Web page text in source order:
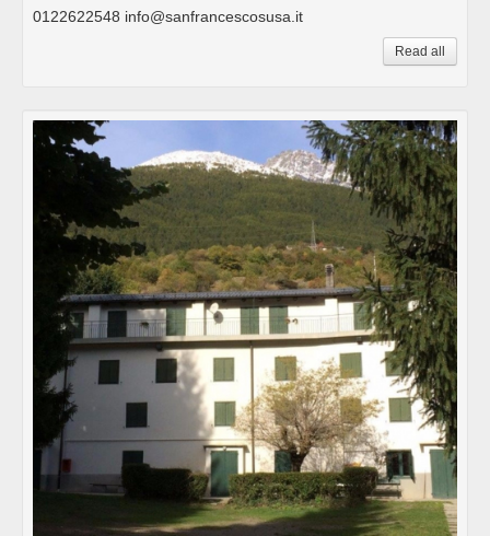
0122622548 info@sanfrancescosusa.it
Read all